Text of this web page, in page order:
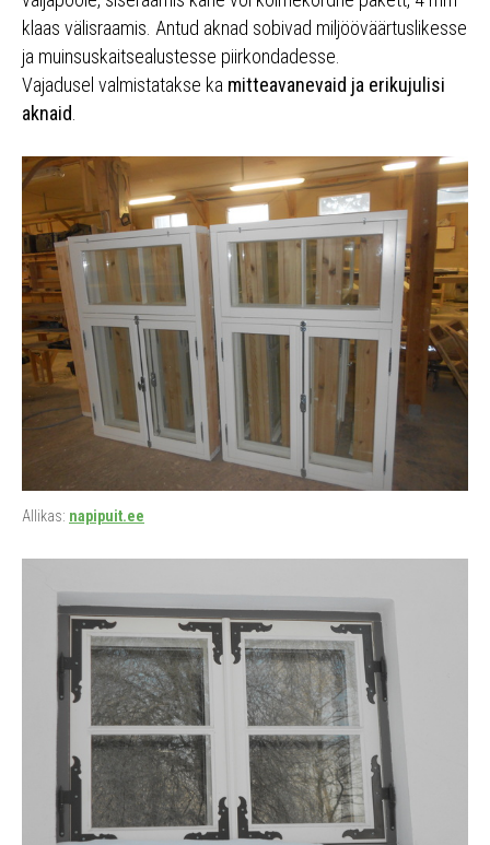
klaas välisraamis. Antud aknad sobivad miljööväärtuslikesse
ja muinsuskaitsealustesse piirkondadesse.
Vajadusel valmistatakse ka mitteavanevaid ja erikujulisi
aknaid
Allikas: napipuit.ee